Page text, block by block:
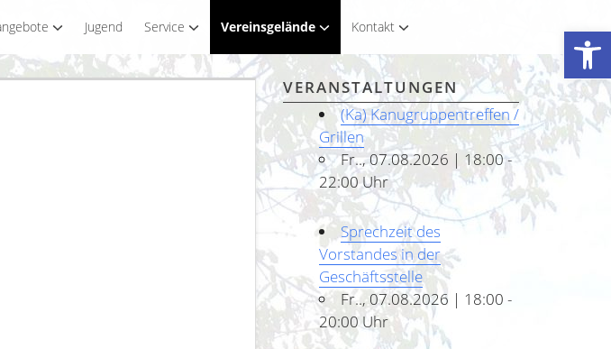
Werkzeugleiste öffnen
Jugend Service Vereinsgelände Kontakt
VERANSTALTUNGEN
(Ka) Kanugruppentreffen /
Grillen
Fr.., 07.08.2026 | 18:00 -
22:00 Uhr
Sprechzeit des
Vorstandes in der
Geschäftsstelle
Fr.., 07.08.2026 | 18:00 -
20:00 Uhr